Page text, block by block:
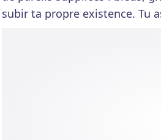
subir ta propre existence. Tu